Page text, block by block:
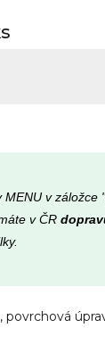
v záložce
v ČR